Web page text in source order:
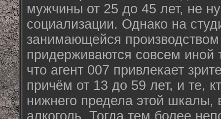
мужчины от 25 до 45 лет, не
социализации. Однако на
занимающейся
придерживаются совсем иной
что агент 007 привлекает
причём от 13 до 59 лет, и те,
нижнего предела этой шкалы,
алкоголь. Тогда тем более